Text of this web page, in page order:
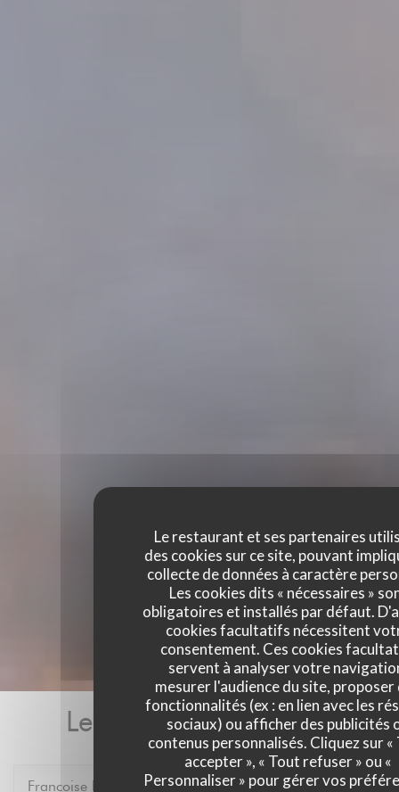
Le restaurant et ses partenaires
des cookies sur ce site, pouvant
collecte de données à caractère
Les cookies dits « nécessaires »
obligatoires et installés par défaut.
cookies facultatifs nécessitent
consentement. Ces cookies
servent à analyser votre
mesurer l'audience du site, proposer
fonctionnalités (ex : en lien avec les
sociaux) ou afficher des publicités
contenus personnalisés. Cliquez sur «
accepter », « Tout refuser » ou «
Personnaliser » pour gérer vos
Les avis de nos clients
Francoise P